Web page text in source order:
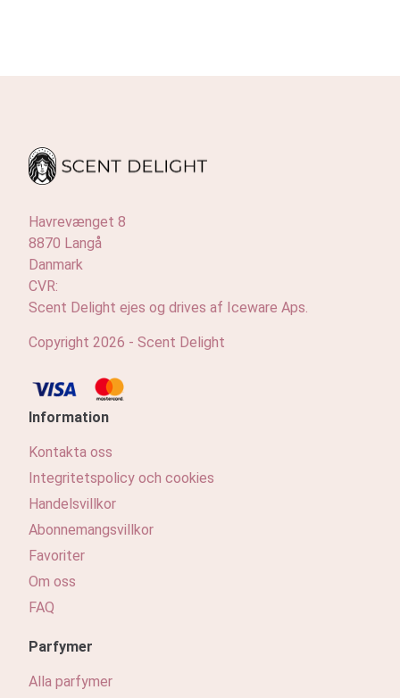
Havrevænget 8
8870 Langå
Danmark
CVR:
Scent Delight ejes og drives af Iceware Aps.
Copyright 2026 - Scent Delight
Information
Kontakta oss
Integritetspolicy och cookies
Handelsvillkor
Abonnemangsvillkor
Favoriter
Om oss
FAQ
Parfymer
Alla parfymer